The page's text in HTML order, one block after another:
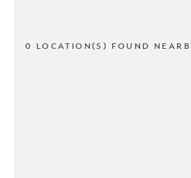
0 LOCATION(S) FOUND